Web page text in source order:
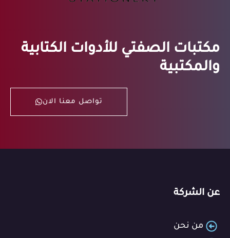
مكتبات الصفتي للأدوات الكتابية
والمكتبية
تواصل معنا الان
عن الشركة
من نحن